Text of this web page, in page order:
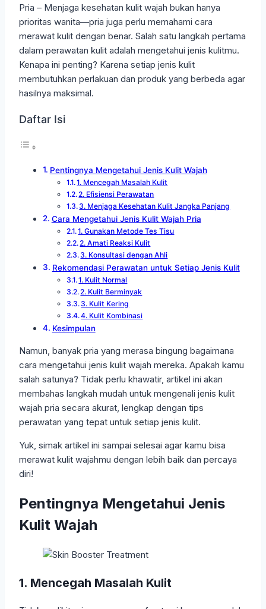
Pria – Menjaga kesehatan kulit wajah bukan hanya
prioritas wanita—pria juga perlu memahami cara
merawat kulit dengan benar. Salah satu langkah pertama
dalam perawatan kulit adalah mengetahui jenis kulitmu.
Kenapa ini penting? Karena setiap jenis kulit
membutuhkan perlakuan dan produk yang berbeda agar
hasilnya maksimal.
Daftar Isi
Pentingnya Mengetahui Jenis Kulit Wajah
1. Mencegah Masalah Kulit
2. Efisiensi Perawatan
3. Menjaga Kesehatan Kulit Jangka Panjang
Cara Mengetahui Jenis Kulit Wajah Pria
1. Gunakan Metode Tes Tisu
2. Amati Reaksi Kulit
3. Konsultasi dengan Ahli
Rekomendasi Perawatan untuk Setiap Jenis Kulit
1. Kulit Normal
2. Kulit Berminyak
3. Kulit Kering
4. Kulit Kombinasi
Kesimpulan
Namun, banyak pria yang merasa bingung bagaimana
cara mengetahui jenis kulit wajah mereka. Apakah kamu
salah satunya? Tidak perlu khawatir, artikel ini akan
membahas langkah mudah untuk mengenali jenis kulit
wajah pria secara akurat, lengkap dengan tips
perawatan yang tepat untuk setiap jenis kulit.
Yuk, simak artikel ini sampai selesai agar kamu bisa
merawat kulit wajahmu dengan lebih baik dan percaya
diri!
Pentingnya Mengetahui Jenis
Kulit Wajah
1. Mencegah Masalah Kulit